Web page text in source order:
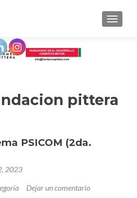
pittera
PSICOM (2da.
2023
Dejar un comentario